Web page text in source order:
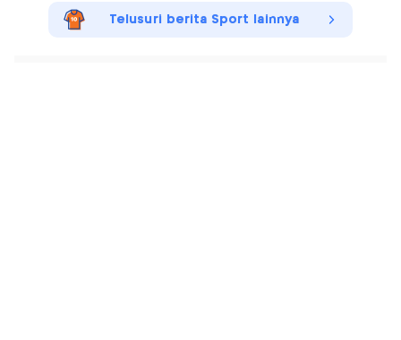
Telusuri berita Sport lainnya